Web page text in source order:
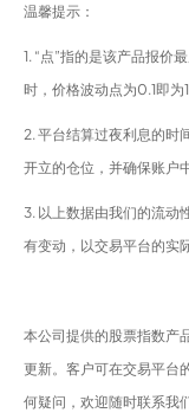
温馨提示：
1. “点”指的是该产品报价
时，价格波动点为0.1即为1
2. 平台结算过夜利息的
开立的仓位，并确保账户
3. 以上数据由我们的流动
有变动，以交易平台的实
本公司提供的股票指数产
更新。客户可在交易平台
何疑问，欢迎随时联系我